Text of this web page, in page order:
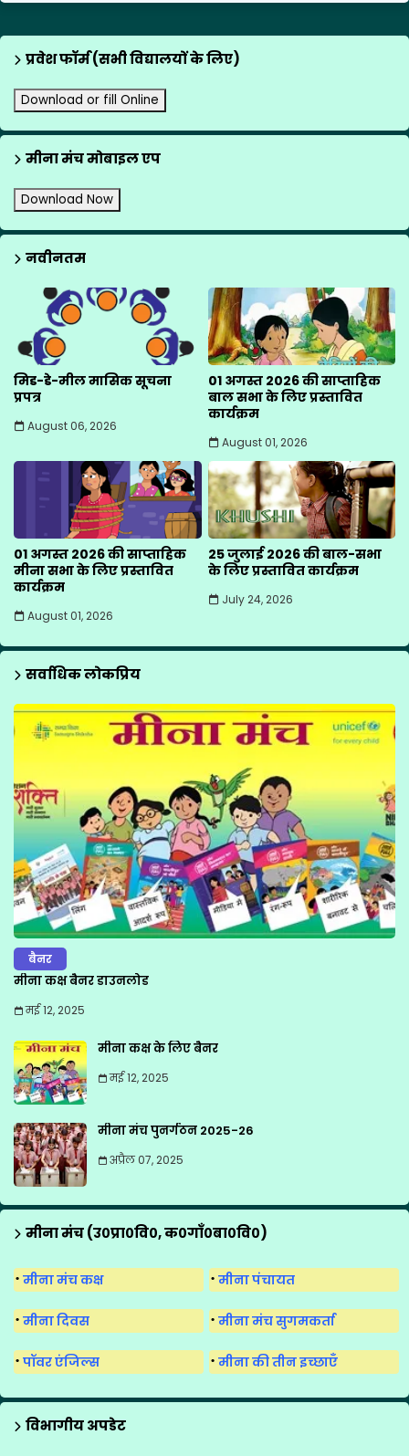
प्रवेश फॉर्म (सभी विद्यालयों के लिए)
Download or fill Online
मीना मंच मोबाइल एप
Download Now
नवीनतम
मिड-डे-मील मासिक सूचना
प्रपत्र
August 06, 2026
01 अगस्त 2026 की साप्ताहिक
बाल सभा के लिए प्रस्तावित
कार्यक्रम
August 01, 2026
01 अगस्त 2026 की साप्ताहिक
मीना सभा के लिए प्रस्तावित
कार्यक्रम
August 01, 2026
25 जुलाई 2026 की बाल-सभा
के लिए प्रस्तावित कार्यक्रम
July 24, 2026
सर्वाधिक लोकप्रिय
बैनर
मीना कक्ष बैनर डाउनलोड
मई 12, 2025
मीना कक्ष के लिए बैनर
मई 12, 2025
मीना मंच पुनर्गठन 2025-26
अप्रैल 07, 2025
मीना मंच (उ०प्रा०वि०, क०गाँ०बा०वि०)
मीना मंच कक्ष मीना पंचायत
मीना दिवस मीना मंच सुगमकर्ता
पॉवर एंजिल्स मीना की तीन इच्छाएँ
विभागीय अपडेट